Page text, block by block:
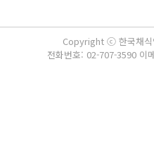
Copyright ⓒ 한국채
전화번호: 02-707-3590